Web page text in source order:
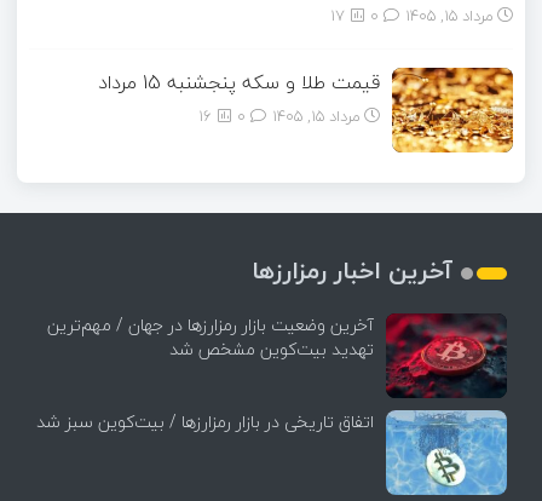
مرداد ۱۵, ۱۴۰۵ 17
قیمت طلا و سکه پنجشنبه 15 مرداد
مرداد ۱۵, ۱۴۰۵ 16
آخرین اخبار رمزارزها
آخرین وضعیت بازار رمزارزها در جهان / مهم‌ترین
تهدید بیت‌کوین مشخص شد
اتفاق تاریخی در بازار رمزارزها / بیت‌کوین سبز شد